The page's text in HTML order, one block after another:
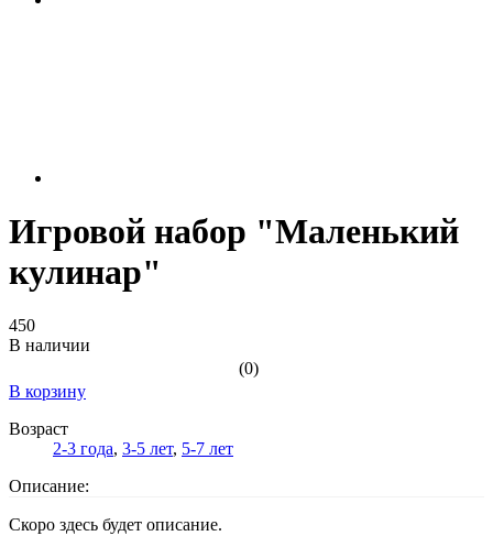
Игровой набор "Маленький
кулинар"
450
В наличии
(0)
В корзину
Возраст
2-3 года, 3-5 лет, 5-7 лет
Описание:
Скоро здесь будет описание.